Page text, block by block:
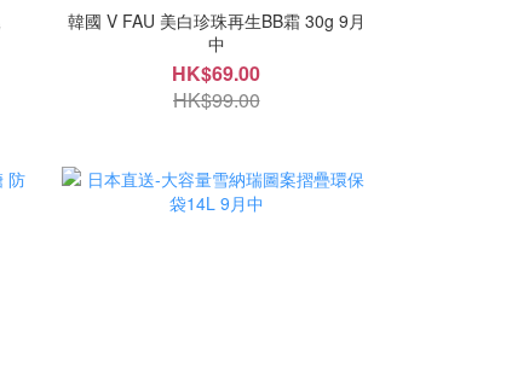
韓國 V FAU 美白珍珠再生BB霜 30g 9月
中
HK$69.00
HK$99.00